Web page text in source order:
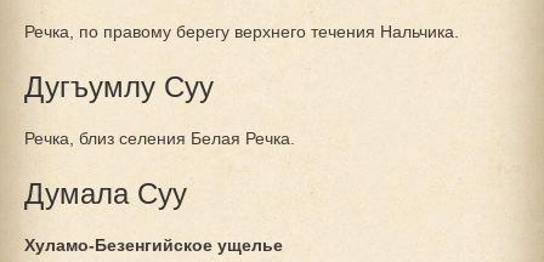
Речка, по правому берегу верхнего течения Нальчика.
Дугъумлу Суу
Речка, близ селения Белая Речка.
Думала Суу
Хуламо-Безенгийское ущелье